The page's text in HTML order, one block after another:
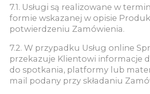
7.1. Usługi są realizowane w
formie wskazanej w opisie
potwierdzeniu Zamówienia.
7.2. W przypadku Usług online
przekazuje Klientowi informacje
do spotkania, platformy lub
mail podany przy składaniu